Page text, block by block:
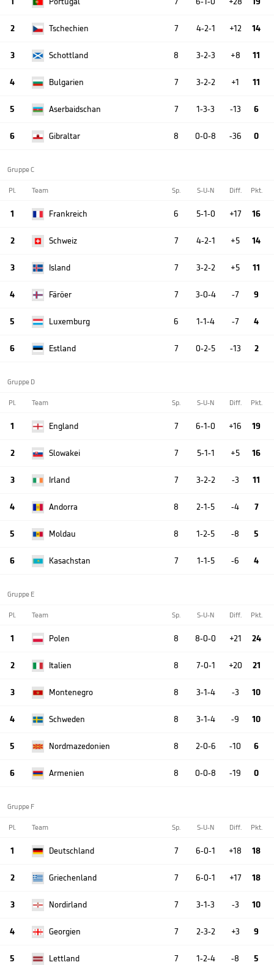
2 Tschechien 7 4-2-1 +12 14
3 Schottland 8 3-2-3 +8 11
4 Bulgarien 7 3-2-2 +1 11
5 Aserbaidschan 7 1-3-3 -13 6
6 Gibraltar 8 0-0-8 -36 0
Gruppe C
Pl. Team Sp. S-U-N Diff. Pkt.
1 Frankreich 6 5-1-0 +17 16
2 Schweiz 7 4-2-1 +5 14
3 Island 7 3-2-2 +5 11
4 Färöer 7 3-0-4 -7 9
5 Luxemburg 6 1-1-4 -7 4
6 Estland 7 0-2-5 -13 2
Gruppe D
Pl. Team Sp. S-U-N Diff. Pkt.
1 England 7 6-1-0 +16 19
2 Slowakei 7 5-1-1 +5 16
3 Irland 7 3-2-2 -3 11
4 Andorra 8 2-1-5 -4 7
5 Moldau 8 1-2-5 -8 5
6 Kasachstan 7 1-1-5 -6 4
Gruppe E
Pl. Team Sp. S-U-N Diff. Pkt.
1 Polen 8 8-0-0 +21 24
2 Italien 8 7-0-1 +20 21
3 Montenegro 8 3-1-4 -3 10
4 Schweden 8 3-1-4 -9 10
5 Nordmazedonien 8 2-0-6 -10 6
6 Armenien 8 0-0-8 -19 0
Gruppe F
Pl. Team Sp. S-U-N Diff. Pkt.
1 Deutschland 7 6-0-1 +18 18
2 Griechenland 7 6-0-1 +17 18
3 Nordirland 7 3-1-3 -3 10
4 Georgien 7 2-3-2 +3 9
5 Lettland 7 1-2-4 -8 5